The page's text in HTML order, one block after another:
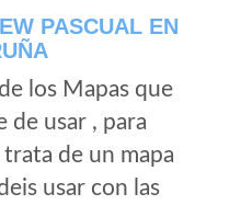
PASCUAL EN
los Mapas que
de usar , para
de un mapa
usar con las